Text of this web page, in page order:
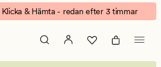
Klicka & Hämta - redan efter 3 timmar